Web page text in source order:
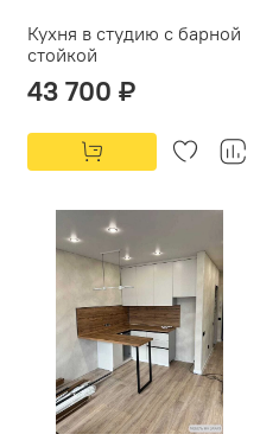
Кухня в студию с барной
стойкой
43 700 ₽